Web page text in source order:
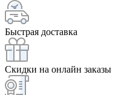
Быстрая доставка
Скидки на онлайн заказы